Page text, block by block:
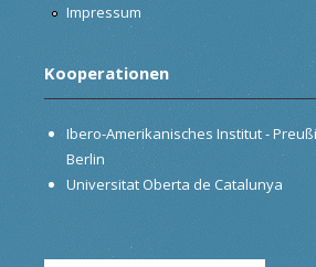
Impressum
Kooperationen
Ibero-Amerikanisches Institut -
Berlin
Universitat Oberta de Catalunya